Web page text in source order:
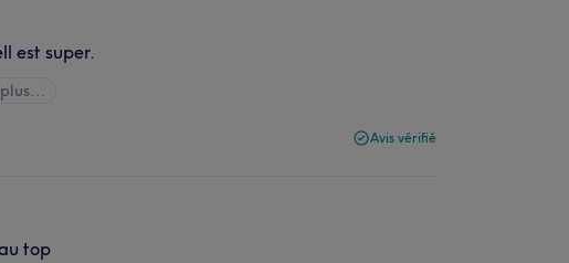
est super.
Avis vérifié
top